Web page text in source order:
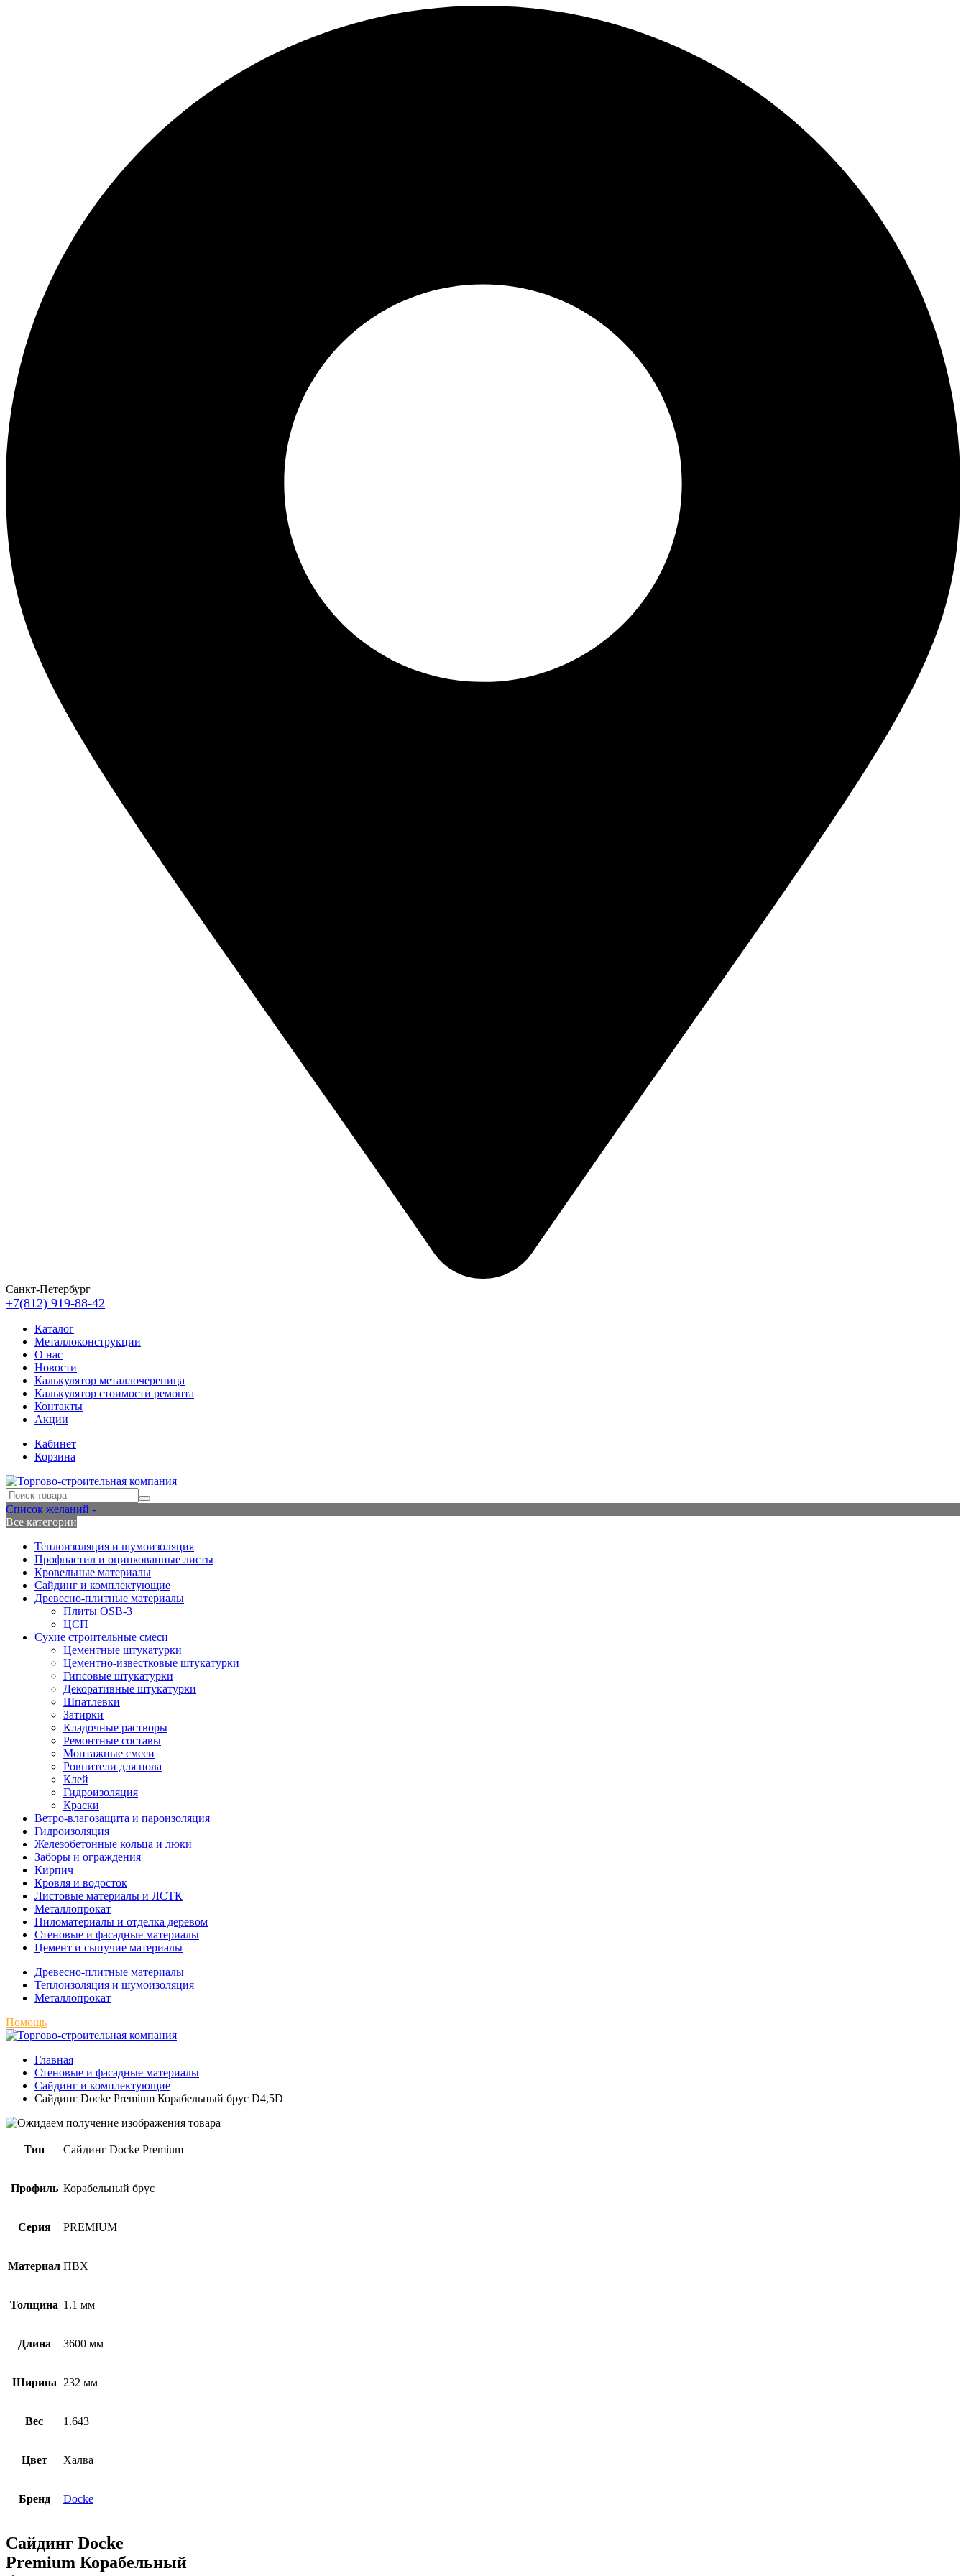
Санкт-Петербург
+7(812) 919-88-42
Каталог
Металлоконструкции
О нас
Новости
Калькулятор металлочерепица
Калькулятор стоимости ремонта
Контакты
Акции
Кабинет
Корзина
Список желаний -
Все категории
Теплоизоляция и шумоизоляция
Профнастил и оцинкованные листы
Кровельные материалы
Сайдинг и комплектующие
Древесно-плитные материалы
Плиты OSB-3
ЦСП
Сухие строительные смеси
Цементные штукатурки
Цементно-известковые штукатурки
Гипсовые штукатурки
Декоративные штукатурки
Шпатлевки
Затирки
Кладочные растворы
Ремонтные составы
Монтажные смеси
Ровнители для пола
Клей
Гидроизоляция
Краски
Ветро-влагозащита и пароизоляция
Гидроизоляция
Железобетонные кольца и люки
Заборы и ограждения
Кирпич
Кровля и водосток
Листовые материалы и ЛСТК
Металлопрокат
Пиломатериалы и отделка деревом
Стеновые и фасадные материалы
Цемент и сыпучие материалы
Древесно-плитные материалы
Теплоизоляция и шумоизоляция
Металлопрокат
Помощь
Главная
Стеновые и фасадные материалы
Сайдинг и комплектующие
Сайдинг Docke Premium Корабельный брус D4,5D
Тип Сайдинг Docke Premium
Профиль Корабельный брус
Серия PREMIUM
Материал ПВХ
Толщина 1.1 мм
Длина 3600 мм
Ширина 232 мм
Вес 1.643
Цвет Халва
Бренд Docke
Сайдинг Docke
Premium Корабельный